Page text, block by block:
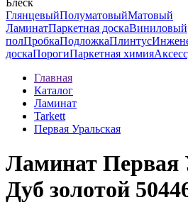
Блеск
ГлянцевыйПолуматовыйМатовый
ЛаминатПаркетная доскаВиниловый
полПробкаПодложкаПлинтус
доскаПорогиПаркетная химия
Главная
Каталог
Ламинат
Tarkett
Первая Уральская
Ламинат Первая
Дуб золотой